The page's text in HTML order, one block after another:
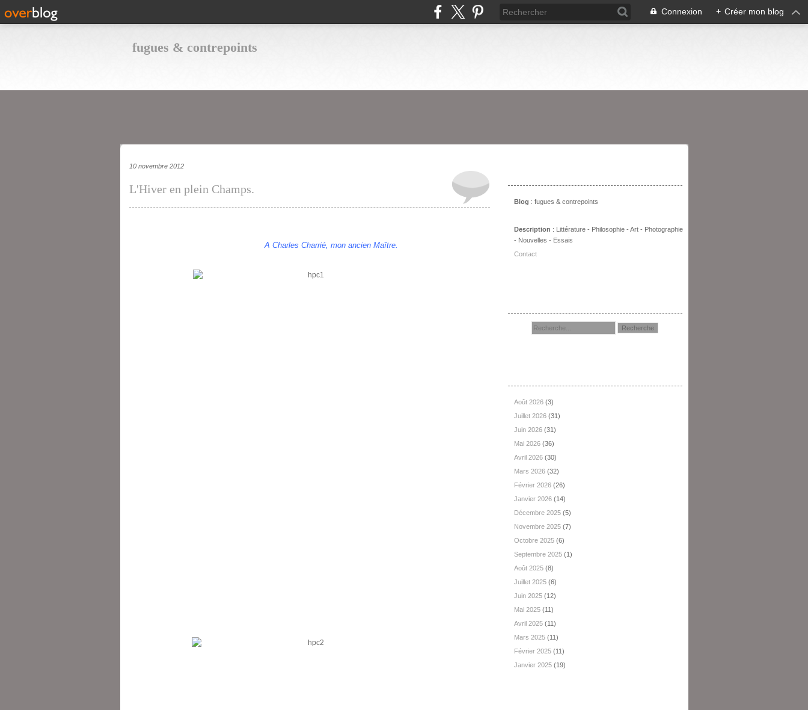
Connexion + Créer mon blog
fugues & contrepoints
10 novembre 2012
L'Hiver en plein Champs.
A Charles Charrié, mon ancien Maître.
Blog : fugues & contrepoints
Description : Littérature - Philosophie - Art - Photographie
- Nouvelles - Essais
Contact
Août 2026 (3)
Juillet 2026 (31)
Juin 2026 (31)
Mai 2026 (36)
Avril 2026 (30)
Mars 2026 (32)
Février 2026 (26)
Janvier 2026 (14)
Décembre 2025 (5)
Novembre 2025 (7)
Octobre 2025 (6)
Septembre 2025 (1)
Août 2025 (8)
Juillet 2025 (6)
Juin 2025 (12)
Mai 2025 (11)
Avril 2025 (11)
Mars 2025 (11)
Février 2025 (11)
Janvier 2025 (19)